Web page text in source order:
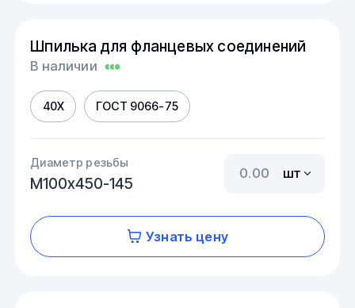
Шпилька для фланцевых соединений
В наличии
40Х ГОСТ 9066-75
Диаметр резьбы
М100х450-145
шт
Узнать цену